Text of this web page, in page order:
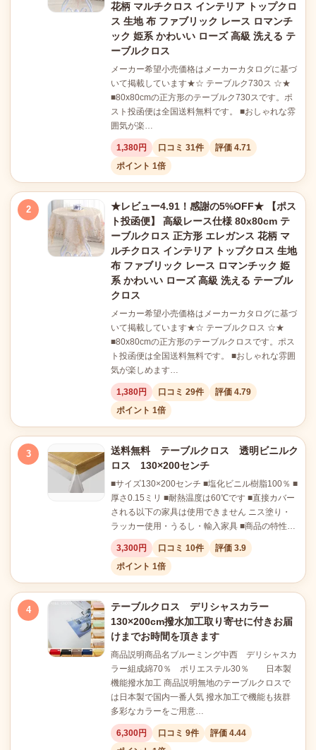
花柄 マルチクロス インテリア トップクロ
ス 生地 布 ファブリック レース ロマンチ
ック 姫系 かわいい ローズ 高級 洗える テ
ーブルクロス
メーカー希望小売価格はメーカーカタログに基づ
いて掲載しています★☆ テーブルク730ス ☆★
■80x80cmの正方形のテーブルク730スです。ポ
スト投函便は全国送料無料です。 ■おしゃれな雰
囲気が楽…
1,380円 口コミ 31件
評価 4.71
ポイント 1倍
2
★レビュー4.91！感謝の5%OFF★ 【ポス
ト投函便】 高級レース仕様 80x80cm テ
ーブルクロス 正方形 エレガンス 花柄 マ
ルチクロス インテリア トップクロス 生地
布 ファブリック レース ロマンチック 姫
系 かわいい ローズ 高級 洗える テーブル
クロス
メーカー希望小売価格はメーカーカタログに基づ
いて掲載しています★☆ テーブルクロス ☆★
■80x80cmの正方形のテーブルクロスです。ポス
ト投函便は全国送料無料です。 ■おしゃれな雰囲
気が楽しめます…
1,380円 口コミ 29件
評価 4.79
ポイント 1倍
3
送料無料 テーブルクロス 透明ビニルク
ロス 130×200センチ
■サイズ130×200センチ ■塩化ビニル樹脂100％ ■
厚さ0.15ミリ ■耐熱温度は60℃です ■直接カバー
される以下の家具は使用できません ニス塗り・
ラッカー使用・うるし・輸入家具 ■商品の特性…
3,300円 口コミ 10件
評価 3.9
ポイント 1倍
4
テーブルクロス デリシャスカラー
130×200cm撥水加工取り寄せに付きお届
けまでお時間を頂きます
商品説明商品名ブルーミング中西 デリシャスカ
ラー組成綿70％ ポリエステル30％ 日本製
機能撥水加工 商品説明無地のテーブルクロスで
は日本製で国内一番人気 撥水加工で機能も抜群
多彩なカラーをご用意…
6,300円 口コミ 9件
評価 4.44